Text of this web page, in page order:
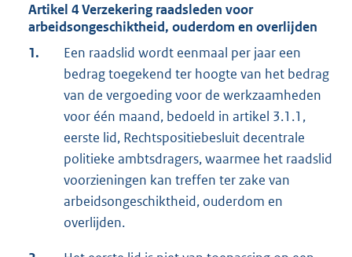
Artikel 4 Verzekering raadsleden voor
arbeidsongeschiktheid, ouderdom en overlijden
1.
Een raadslid wordt eenmaal per jaar een
bedrag toegekend ter hoogte van het bedrag
van de vergoeding voor de werkzaamheden
voor één maand, bedoeld in artikel 3.1.1,
eerste lid, Rechtspositiebesluit decentrale
politieke ambtsdragers, waarmee het raadslid
voorzieningen kan treffen ter zake van
arbeidsongeschiktheid, ouderdom en
overlijden.